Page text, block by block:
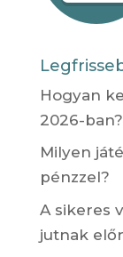
Hogyan
2026-ban?
Milyen
pénzzel?
A sikeres
jutnak